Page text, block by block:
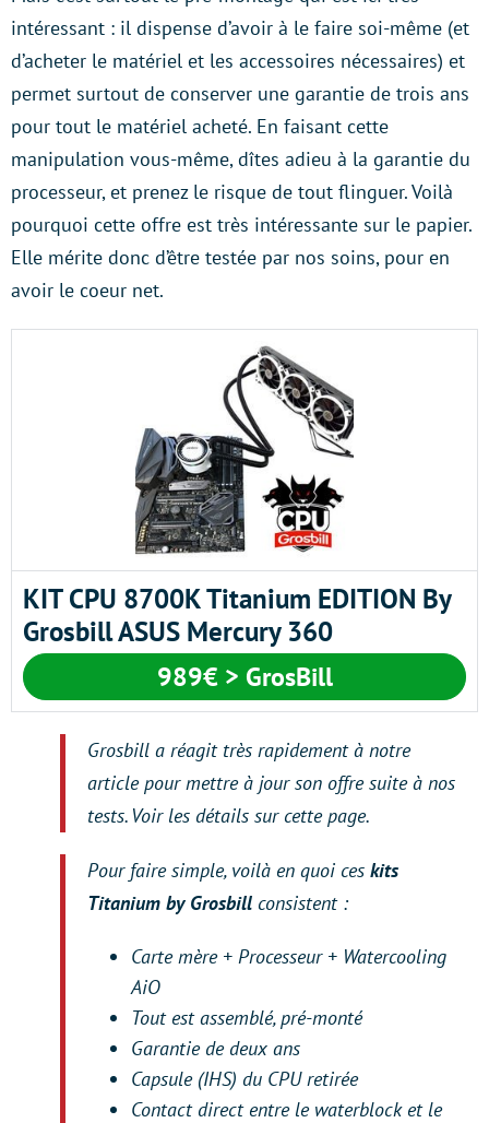
intéressant : il dispense d’avoir à le faire soi-même (et
d’acheter le matériel et les accessoires nécessaires) et
permet surtout de conserver une garantie de trois ans
pour tout le matériel acheté. En faisant cette
manipulation vous-même, dîtes adieu à la garantie du
processeur, et prenez le risque de tout flinguer. Voilà
pourquoi cette offre est très intéressante sur le papier.
Elle mérite donc d’être testée par nos soins, pour en
avoir le coeur net.
KIT CPU 8700K Titanium EDITION By
Grosbill ASUS Mercury 360
989€ > GrosBill
Grosbill a réagit très rapidement à notre
article pour mettre à jour son offre suite à nos
tests. Voir les détails sur cette page.
Pour faire simple, voilà en quoi ces kits
Titanium by Grosbill consistent :
Carte mère + Processeur + Watercooling
AiO
Tout est assemblé, pré-monté
Garantie de deux ans
Capsule (IHS) du CPU retirée
Contact direct entre le waterblock et le